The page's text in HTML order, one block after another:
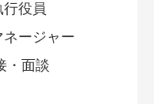
役員
ージャー
・面談